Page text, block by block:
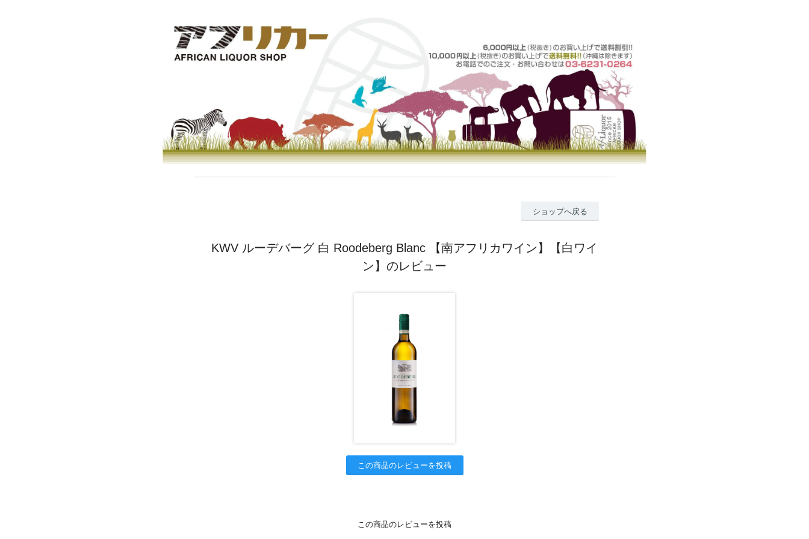
ショップへ戻る
KWV ルーデバーグ 白 Roodeberg Blanc 【南アフリカワイン】【白ワイ
ン】のレビュー
この商品のレビューを投稿
この商品のレビューを投稿